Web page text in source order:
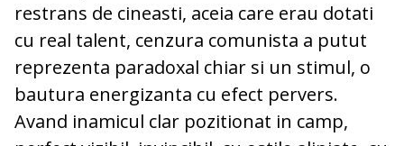
restrans de cineasti, aceia care erau dotati
cu real talent, cenzura comunista a putut
reprezenta paradoxal chiar si un stimul, o
bautura energizanta cu efect pervers.
Avand inamicul clar pozitionat in camp,